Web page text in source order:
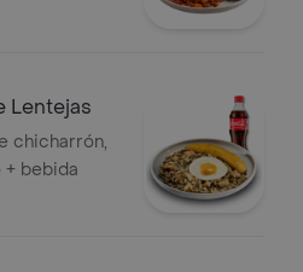
Lentejas
chicharrón,
+ bebida